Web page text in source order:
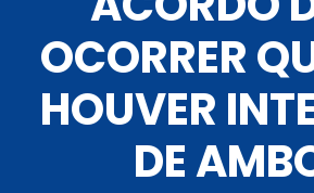
OCORRER
HOUVER
DE